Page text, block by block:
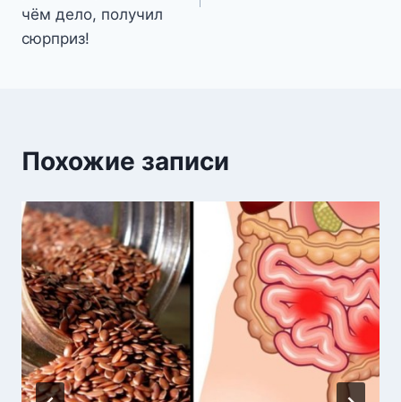
чём дело, получил
сюрприз!
Похожие записи